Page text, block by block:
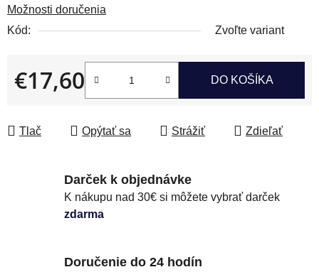
Možnosti doručenia
Kód:
Zvoľte variant
€17,60
Jednotková cena:
DO KOŠÍKA
Tlač Opýtať sa Strážiť Zdieľať
Darček k objednávke
K nákupu nad 30€ si môžete vybrať darček
zdarma
Doručenie do 24 hodín